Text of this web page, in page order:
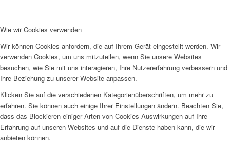
Wie wir Cookies verwenden
Wir können Cookies anfordern, die auf Ihrem Gerät eingestellt werden. Wir
verwenden Cookies, um uns mitzuteilen, wenn Sie unsere Websites
besuchen, wie Sie mit uns interagieren, Ihre Nutzererfahrung verbessern und
Ihre Beziehung zu unserer Website anpassen.
Klicken Sie auf die verschiedenen Kategorienüberschriften, um mehr zu
erfahren. Sie können auch einige Ihrer Einstellungen ändern. Beachten Sie,
dass das Blockieren einiger Arten von Cookies Auswirkungen auf Ihre
Erfahrung auf unseren Websites und auf die Dienste haben kann, die wir
anbieten können.